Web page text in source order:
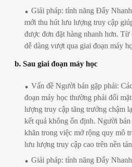
Giải pháp: tính năng Đẩy
mới thu hút lưu lượng truy cập
được đơn đặt hàng nhanh hơn.
dễ dàng vượt qua giai đoạn máy
b. Sau giai đoạn máy học
Vấn đề Người bán gặp phải:
đoạn máy học thường phải đối
lượng truy cập tăng trưởng chậm
kết quả không ổn định. Người
khăn trong việc mở rộng quy mô
lưu lượng truy cập cao trên nền
Giải pháp: tính năng Đẩy